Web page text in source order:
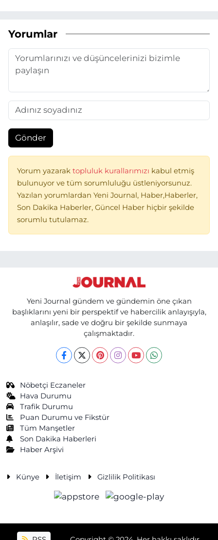
Yorumlar
Gönder
Yorum yazarak topluluk kurallarımızı kabul etmiş
bulunuyor ve tüm sorumluluğu üstleniyorsunuz.
Yazılan yorumlardan Yeni Journal, Haber,Haberler,
Son Dakika Haberler, Güncel Haber hiçbir şekilde
sorumlu tutulamaz.
Yeni Journal gündem ve gündemin öne çıkan
başlıklarını yeni bir perspektif ve habercilik anlayışıyla,
anlaşılır, sade ve doğru bir şekilde sunmaya
çalışmaktadır.
Nöbetçi Eczaneler
Hava Durumu
Trafik Durumu
Puan Durumu ve Fikstür
Tüm Manşetler
Son Dakika Haberleri
Haber Arşivi
Künye İletişim Gizlilik Politikası